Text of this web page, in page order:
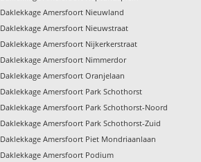
Daklekkage Amersfoort Nieuwland
Daklekkage Amersfoort Nieuwstraat
Daklekkage Amersfoort Nijkerkerstraat
Daklekkage Amersfoort Nimmerdor
Daklekkage Amersfoort Oranjelaan
Daklekkage Amersfoort Park Schothorst
Daklekkage Amersfoort Park Schothorst-Noord
Daklekkage Amersfoort Park Schothorst-Zuid
Daklekkage Amersfoort Piet Mondriaanlaan
Daklekkage Amersfoort Podium